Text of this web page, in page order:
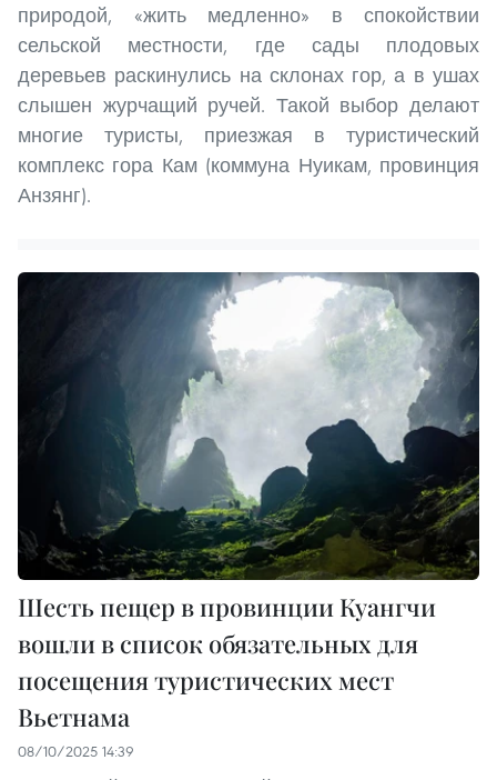
природой, «жить медленно» в спокойствии
сельской местности, где сады плодовых
деревьев раскинулись на склонах гор, а в ушах
слышен журчащий ручей. Такой выбор делают
многие туристы, приезжая в туристический
комплекс гора Кам (коммуна Нуикам, провинция
Анзянг).
Шесть пещер в провинции Куангчи
вошли в список обязательных для
посещения туристических мест
Вьетнама
08/10/2025 14:39